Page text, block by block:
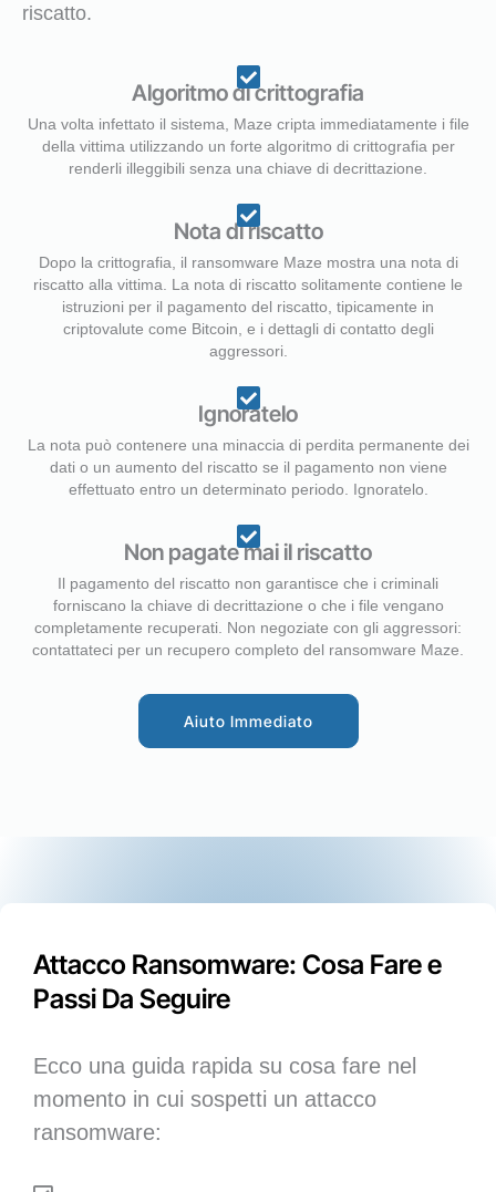
riscatto.
Algoritmo di crittografia
Una volta infettato il sistema, Maze cripta immediatamente i file
della vittima utilizzando un forte algoritmo di crittografia per
renderli illeggibili senza una chiave di decrittazione.
Nota di riscatto
Dopo la crittografia, il ransomware Maze mostra una nota di
riscatto alla vittima. La nota di riscatto solitamente contiene le
istruzioni per il pagamento del riscatto, tipicamente in
criptovalute come Bitcoin, e i dettagli di contatto degli
aggressori.
Ignoratelo
La nota può contenere una minaccia di perdita permanente dei
dati o un aumento del riscatto se il pagamento non viene
effettuato entro un determinato periodo. Ignoratelo.
Non pagate mai il riscatto
Il pagamento del riscatto non garantisce che i criminali
forniscano la chiave di decrittazione o che i file vengano
completamente recuperati. Non negoziate con gli aggressori:
contattateci per un recupero completo del ransomware Maze.
Aiuto Immediato
Attacco Ransomware: Cosa Fare e
Passi Da Seguire
Ecco una guida rapida su cosa fare nel
momento in cui sospetti un attacco
ransomware: